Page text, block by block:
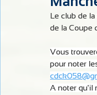
Le club de
de la Coupe
Vous
pour noter
A noter qu'il